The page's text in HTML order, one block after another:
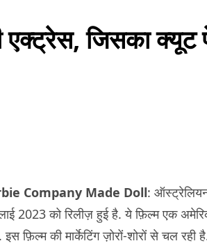
एक्ट्रेस, जिसका
Company Made Doll:
2023 को रिलीज़ हुई है. ये फ़िल्म एक
फ़िल्म की मार्केटिंग ज़ोरों-शोरों से चल रही